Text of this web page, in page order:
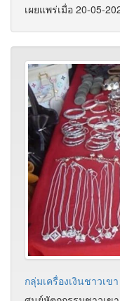
เผยแพร่เมื่อ 20-05-
กลุ่มเครื่องเงินชาวเขา